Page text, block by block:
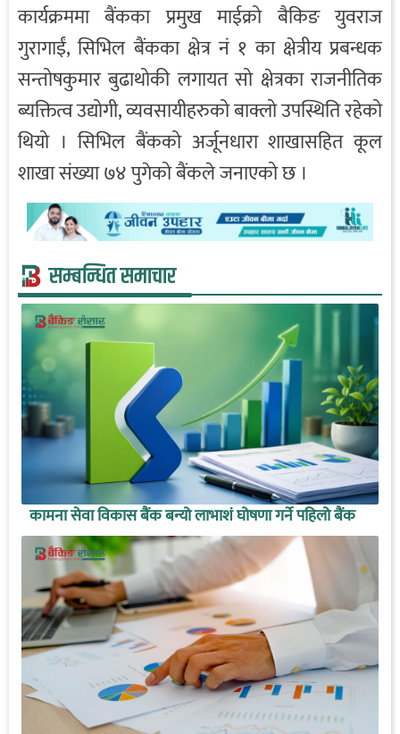
कार्यक्रममा बैंकका प्रमुख माईक्रो बैकिङ युवराज
गुरागाईं, सिभिल बैंकका क्षेत्र नं १ का क्षेत्रीय प्रबन्धक
सन्तोषकुमार बुढाथोकी लगायत सो क्षेत्रका राजनीतिक
ब्यक्तित्व उद्योगी, व्यवसायीहरुको बाक्लो उपस्थिति रहेको
थियो । सिभिल बैंकको अर्जूनधारा शाखासहित कूल
शाखा संख्या ७४ पुगेको बैंकले जनाएको छ ।
सम्बन्धित समाचार
कामना सेवा विकास बैंक बन्यो लाभाशं घोषणा गर्ने पहिलो बैंक